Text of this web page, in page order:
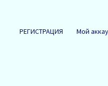
РЕГИСТРАЦИЯ Мой